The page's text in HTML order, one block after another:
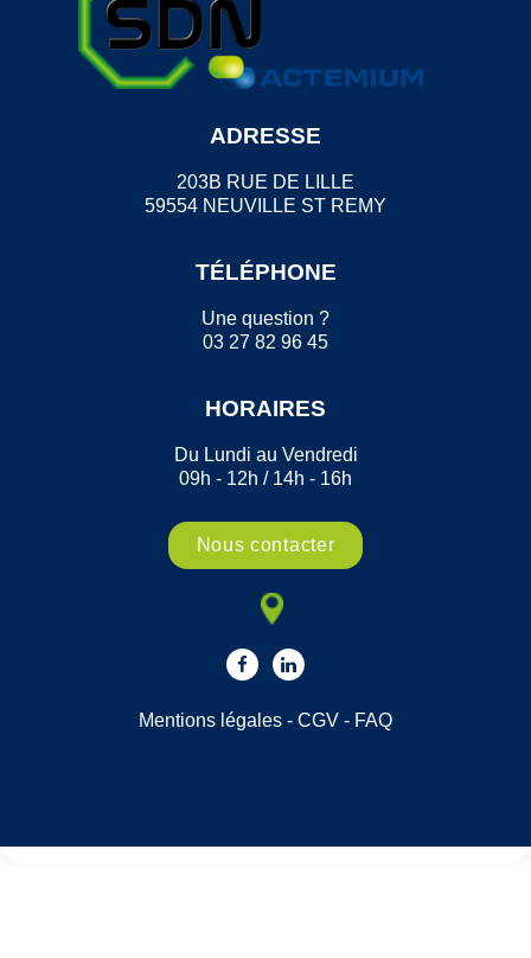
ADRESSE
203B RUE DE LILLE
59554 NEUVILLE ST REMY
TÉLÉPHONE
Une question ?
03 27 82 96 45
HORAIRES
Du Lundi au Vendredi
09h - 12h / 14h - 16h
Nous contacter
Mentions légales - CGV - FAQ